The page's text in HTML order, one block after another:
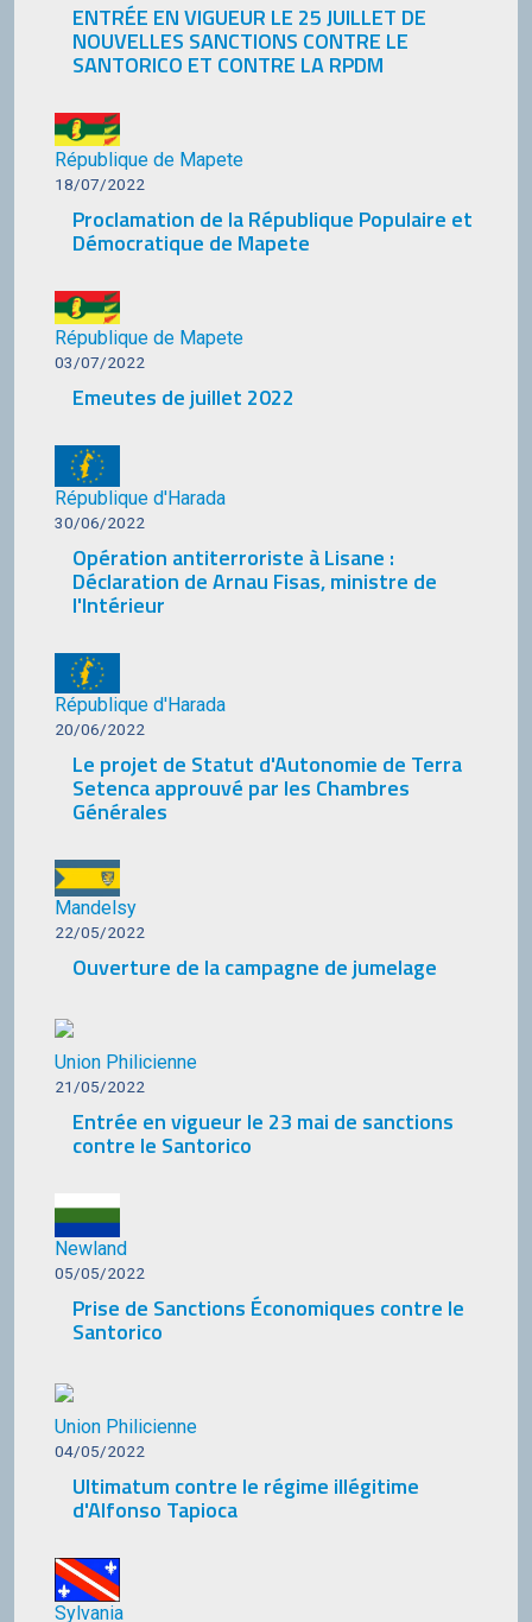
ENTRÉE EN VIGUEUR LE 25 JUILLET DE
NOUVELLES SANCTIONS CONTRE LE
SANTORICO ET CONTRE LA RPDM
République de Mapete
18/07/2022
Proclamation de la République Populaire et
Démocratique de Mapete
République de Mapete
03/07/2022
Emeutes de juillet 2022
République d'Harada
30/06/2022
Opération antiterroriste à Lisane :
Déclaration de Arnau Fisas, ministre de
l'Intérieur
République d'Harada
20/06/2022
Le projet de Statut d'Autonomie de Terra
Setenca approuvé par les Chambres
Générales
Mandelsy
22/05/2022
Ouverture de la campagne de jumelage
Union Philicienne
21/05/2022
Entrée en vigueur le 23 mai de sanctions
contre le Santorico
Newland
05/05/2022
Prise de Sanctions Économiques contre le
Santorico
Union Philicienne
04/05/2022
Ultimatum contre le régime illégitime
d'Alfonso Tapioca
Sylvania